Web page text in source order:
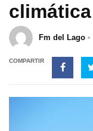
climática
Fm del Lago
COMPARTIR